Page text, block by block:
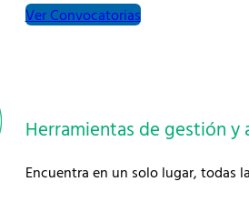
Ver Convocatorias
Herramientas de gestión
Encuentra en un solo lugar, todas